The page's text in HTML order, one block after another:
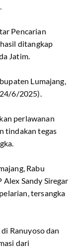
Pencarian
ditangkap
Jatim.
Lumajang,
6/2025).
perlawanan
tindakan tegas
Rabu
Sandy Siregar
tersangka
Ranuyoso dan
dari